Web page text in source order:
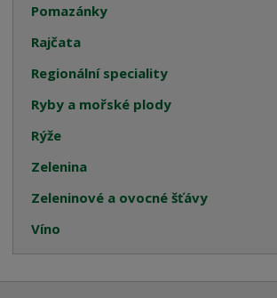
Pomazánky
Rajčata
Regionální speciality
Ryby a mořské plody
Rýže
Zelenina
Zeleninové a ovocné šťávy
Víno